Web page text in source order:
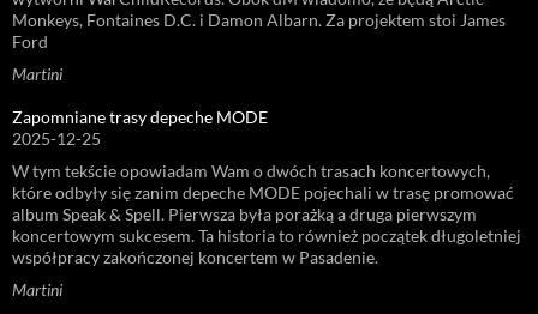
Monkeys, Fontaines D.C. i Damon Albarn. Za projektem stoi James
Ford
Martini
Zapomniane trasy depeche MODE
2025-12-25
W tym tekście opowiadam Wam o dwóch trasach koncertowych,
które odbyły się zanim depeche MODE pojechali w trasę promować
album Speak & Spell. Pierwsza była porażką a druga pierwszym
koncertowym sukcesem. Ta historia to również początek długoletniej
współpracy zakończonej koncertem w Pasadenie.
Martini